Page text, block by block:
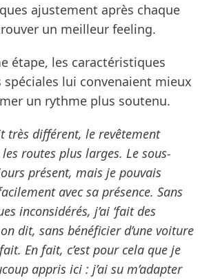
ajustement après chaque
un meilleur feeling.
étape, les caractéristiques
spéciales lui convenaient mieux
un rythme plus soutenu.
très différent, le revêtement
routes plus larges. Le sous-
présent, mais je pouvais
avec sa présence. Sans
inconsidérés, j’ai ‘fait des
dit, sans bénéficier d’une voiture
En fait, c’est pour cela que je
appris ici : j’ai su m’adapter